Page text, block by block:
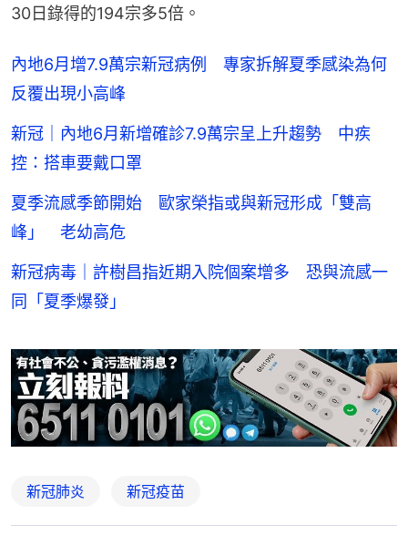
30日錄得的194宗多5倍。
內地6月增7.9萬宗新冠病例 專家拆解夏季感染為何
反覆出現小高峰
新冠｜內地6月新增確診7.9萬宗呈上升趨勢 中疾
控：搭車要戴口罩
夏季流感季節開始 歐家榮指或與新冠形成「雙高
峰」 老幼高危
新冠病毒｜許樹昌指近期入院個案增多 恐與流感一
同「夏季爆發」
新冠肺炎 新冠疫苗